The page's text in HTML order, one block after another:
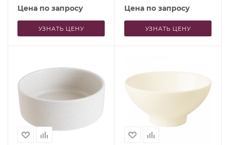
Цена по запросу
УЗНАТЬ ЦЕНУ
Цена по запросу
УЗНАТЬ ЦЕНУ